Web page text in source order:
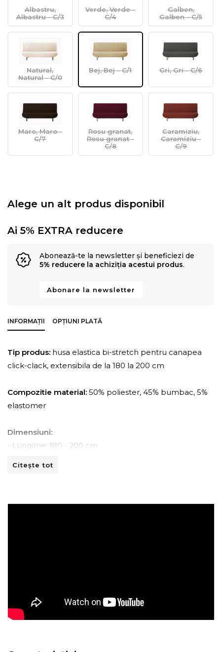
Albastru,
Albastru - C/3
Verde, Verde -
C/4
Galben,
Galben - C/5
Natural,
Natural - C/0
Bej, Bej - C/1 Gri, Gri - C/6
Maro, Maro -
C/7
Rosu granat,
Rosu granat -
C/8
Caramiziu,
Caramiziu -
C/9
Alege un alt produs disponibil
Ai 5% EXTRA reducere
Abonează-te la newsletter și beneficiezi de
5% reducere la achiziția acestui produs.
Abonare la newsletter
INFORMAȚII OPȚIUNI PLATĂ
Tip produs: husa elastica bi-stretch pentru canapea
click-clack, extensibila de la 180 la 200 cm
Compozitie material: 50% poliester, 45% bumbac, 5%
elastomer
Dimensiuni:
- Lungime: 180 - 200 cm
- Evitati contactul direct cu benzi de fixare automata
sau alte elemente ascutite.
Citește tot